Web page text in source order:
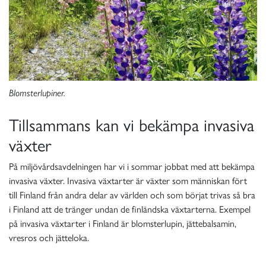
Blomsterlupiner.
Tillsammans kan vi bekämpa invasiva
växter
På miljövårdsavdelningen har vi i sommar jobbat med att bekämpa
invasiva växter. Invasiva växtarter är växter som människan fört
till Finland från andra delar av världen och som börjat trivas så bra
i Finland att de tränger undan de finländska växtarterna. Exempel
på invasiva växtarter i Finland är blomsterlupin, jättebalsamin,
vresros och jätteloka.